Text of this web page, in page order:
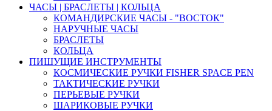
ЧАСЫ | БРАСЛЕТЫ | КОЛЬЦА
КОМАНДИРСКИЕ ЧАСЫ - "ВОСТОК"
НАРУЧНЫЕ ЧАСЫ
БРАСЛЕТЫ
КОЛЬЦА
ПИШУЩИЕ ИНСТРУМЕНТЫ
КОСМИЧЕСКИЕ РУЧКИ FISHER SPACE PEN
ТАКТИЧЕСКИЕ РУЧКИ
ПЕРЬЕВЫЕ РУЧКИ
ШАРИКОВЫЕ РУЧКИ